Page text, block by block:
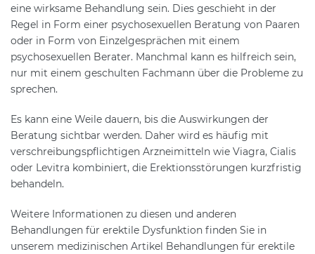
eine wirksame Behandlung sein. Dies geschieht in der
Regel in Form einer psychosexuellen Beratung von Paaren
oder in Form von Einzelgesprächen mit einem
psychosexuellen Berater. Manchmal kann es hilfreich sein,
nur mit einem geschulten Fachmann über die Probleme zu
sprechen.
Es kann eine Weile dauern, bis die Auswirkungen der
Beratung sichtbar werden. Daher wird es häufig mit
verschreibungspflichtigen Arzneimitteln wie Viagra, Cialis
oder Levitra kombiniert, die Erektionsstörungen kurzfristig
behandeln.
Weitere Informationen zu diesen und anderen
Behandlungen für erektile Dysfunktion finden Sie in
unserem medizinischen Artikel Behandlungen für erektile